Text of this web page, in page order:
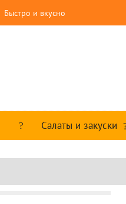
Быстро и вкусно
Салаты и закуски